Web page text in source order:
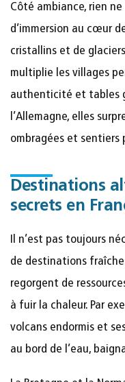
Côté ambiance, rien
d’immersion au cœur
cristallins et de
multiplie les villages
authenticité et tables
l’Allemagne, elles
ombragées et sentiers
Destinations
secrets en
Il n’est pas toujours
de destinations
regorgent de
à fuir la chaleur. Par
volcans endormis et
au bord de l’eau,